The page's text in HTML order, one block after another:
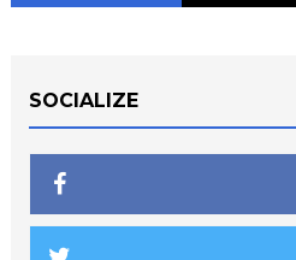
SOCIALIZE